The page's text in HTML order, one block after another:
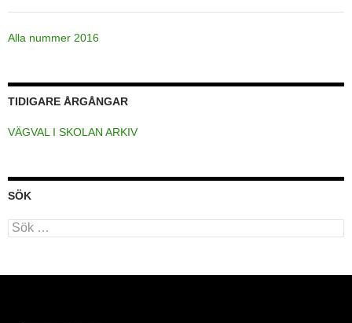
Alla nummer 2016
TIDIGARE ÅRGÅNGAR
VÄGVAL I SKOLAN ARKIV
SÖK
Sök
efter: